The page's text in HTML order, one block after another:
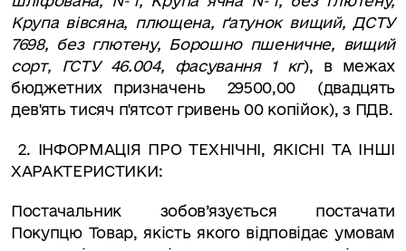
Крупа вівсяна, плющена, ґатунок вищий, ДСТУ
7698, без глютену, Борошно пшеничне, вищий
сорт, ГСТУ 46.004, фасування 1 кг), в межах
бюджетних призначень
29500,00
(двадцять
дев'ять тисяч п'ятсот гривень 00 копійок), з ПДВ.
2. ІНФОРМАЦІЯ ПРО ТЕХНІЧНІ, ЯКІСНІ ТА ІНШІ
ХАРАКТЕРИСТИКИ:
Постачальник зобов’язується постачати
Покупцю Товар, якість якого відповідає умовам